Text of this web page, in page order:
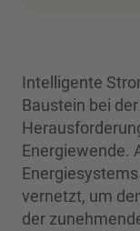
Intelligente
Baustein bei
Energiewende.
vernetzt, um
der